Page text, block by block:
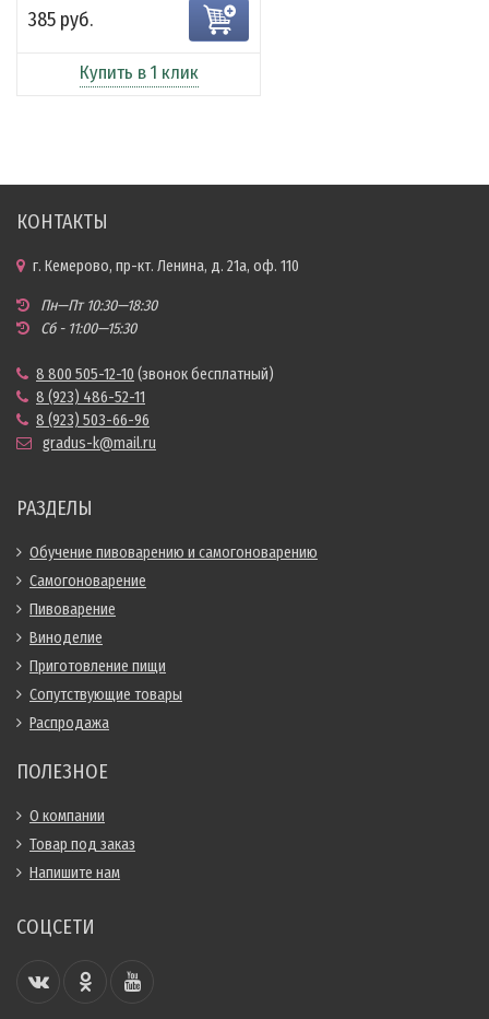
385 руб.
Купить в 1 клик
КОНТАКТЫ
г. Кемерово, пр-кт. Ленина, д. 21а, оф. 110
Пн—Пт 10:30—18:30
Сб - 11:00—15:30
8 800 505-12-10 (звонок бесплатный)
8 (923) 486-52-11
8 (923) 503-66-96
gradus-k@mail.ru
РАЗДЕЛЫ
Обучение пивоварению и самогоноварению
Самогоноварение
Пивоварение
Виноделие
Приготовление пищи
Сопутствующие товары
Распродажа
ПОЛЕЗНОЕ
О компании
Товар под заказ
Напишите нам
СОЦСЕТИ